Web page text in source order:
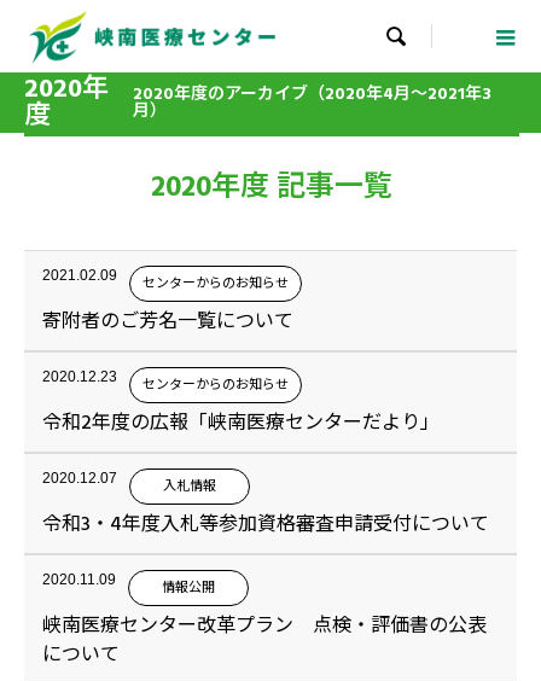

2020年
度
2020年度のアーカイブ（2020年4月～2021年3
月）
2020年度 記事一覧
2021.02.09 センターからのお知らせ
寄附者のご芳名一覧について
2020.12.23 センターからのお知らせ
令和2年度の広報「峡南医療センターだより」
2020.12.07 入札情報
令和3・4年度入札等参加資格審査申請受付について
2020.11.09 情報公開
峡南医療センター改革プラン 点検・評価書の公表
について